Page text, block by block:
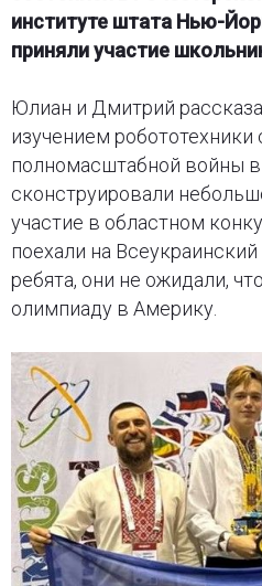
институте штата Нью-
приняли участие
Юлиан и Дмитрий
изучением робототехники
полномасштабной войны в
сконструировали
участие в областном
поехали на Всеукраинский
ребята, они не ожидали,
олимпиаду в Америку.